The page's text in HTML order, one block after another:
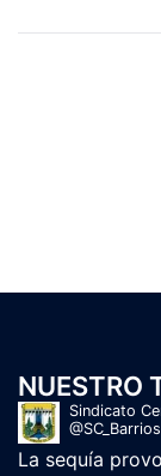
NUESTRO
Sindicato
La sequía